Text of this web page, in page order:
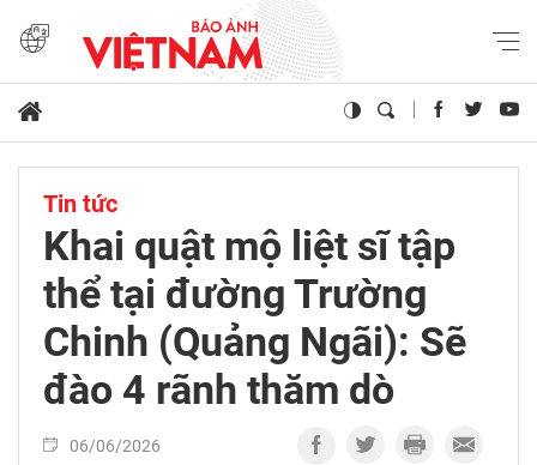
Tin tức
Khai quật mộ liệt sĩ tập
thể tại đường Trường
Chinh (Quảng Ngãi): Sẽ
đào 4 rãnh thăm dò
06/06/2026